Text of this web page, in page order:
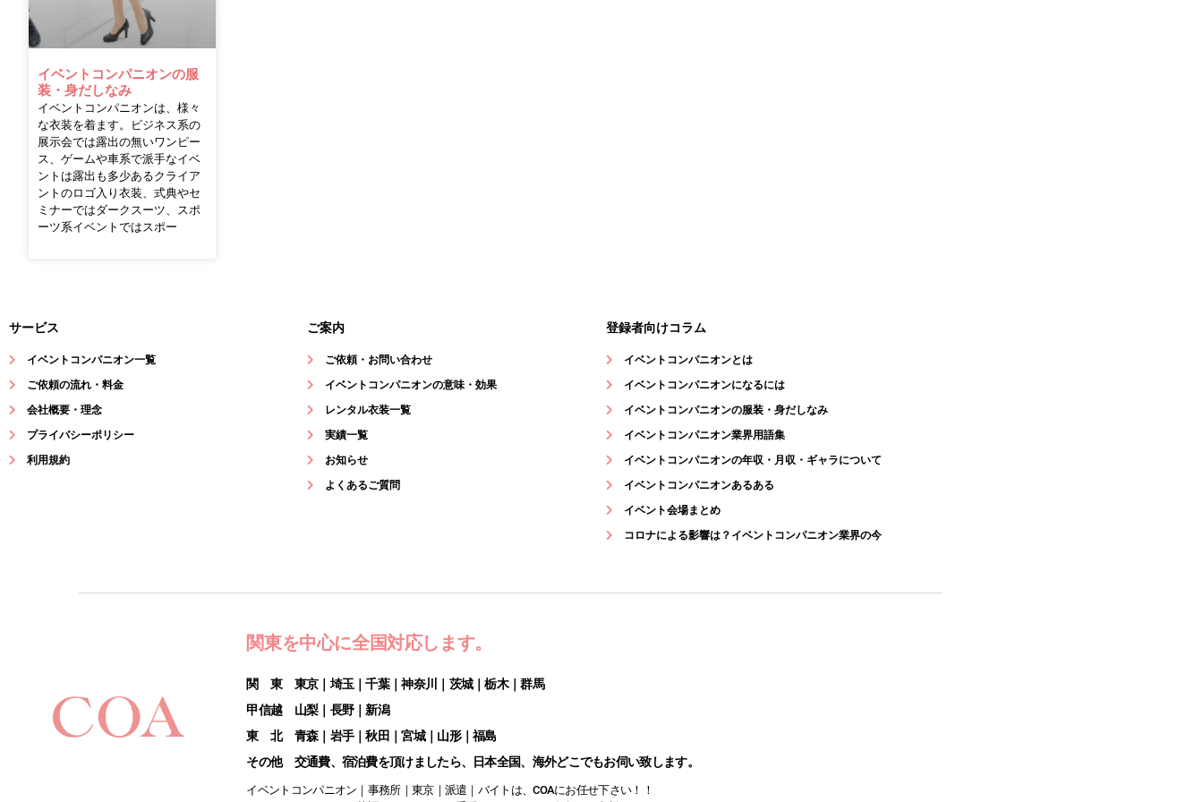
イベントコンパニオンの服
装・身だしなみ
イベントコンパニオンは、様々
な衣装を着ます。ビジネス系の
展示会では露出の無いワンピー
ス、ゲームや車系で派手なイベ
ントは露出も多少あるクライア
ントのロゴ入り衣装、式典やセ
ミナーではダークスーツ、スポ
ーツ系イベントではスポー
サービス
イベントコンパニオン一覧
ご依頼の流れ・料金
会社概要・理念
プライバシーポリシー
利用規約
ご案内
ご依頼・お問い合わせ
イベントコンパニオンの意味・効果
レンタル衣装一覧
実績一覧
お知らせ
よくあるご質問
登録者向けコラム
イベントコンパニオンとは
イベントコンパニオンになるには
イベントコンパニオンの服装・身だしなみ
イベントコンパニオン業界用語集
イベントコンパニオンの年収・月収・ギャラについて
イベントコンパニオンあるある
イベント会場まとめ
コロナによる影響は？イベントコンパニオン業界の今
関東を中心に全国対応します。
関 東 東京｜埼玉｜千葉｜神奈川｜茨城｜栃木｜群馬
甲信越 山梨｜長野｜新潟
東 北 青森｜岩手｜秋田｜宮城｜山形｜福島
その他 交通費、宿泊費を頂けましたら、日本全国、海外どこでもお伺い致します。
イベントコンパニオン｜事務所｜東京｜派遣｜バイトは、COAにお任せ下さい！！